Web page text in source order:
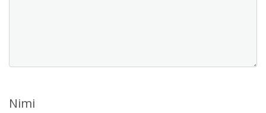
Nimi